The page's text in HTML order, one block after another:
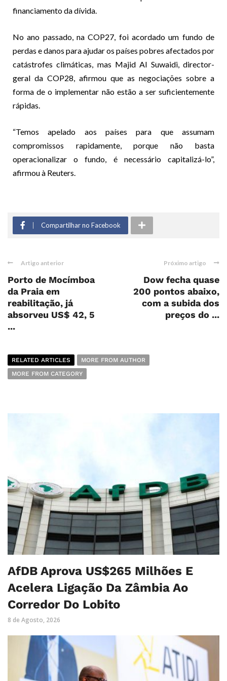
financiamento da dívida.
No ano passado, na COP27, foi acordado um fundo de
perdas e danos para ajudar os países pobres afectados por
catástrofes climáticas, mas Majid Al Suwaidi, director-
geral da COP28, afirmou que as negociações sobre a
forma de o implementar não estão a ser suficientemente
rápidas.
“Temos apelado aos países para que assumam
compromissos rapidamente, porque não basta
operacionalizar o fundo, é necessário capitalizá-lo”,
afirmou à Reuters.
Compartilhar no Facebook
Artigo anterior
Porto de Mocímboa
da Praia em
reabilitação, já
absorveu US$ 42, 5
...
Próximo artigo
Dow fecha quase
200 pontos abaixo,
com a subida dos
preços do ...
RELATED ARTICLES
MORE FROM AUTHOR
MORE FROM CATEGORY
AfDB Aprova US$265 Milhões E
Acelera Ligação Da Zâmbia Ao
Corredor Do Lobito
8 de Agosto, 2026